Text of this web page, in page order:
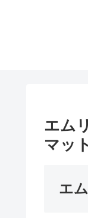
エム
マッ
エ